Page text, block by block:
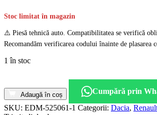
Stoc limitat în magazin
⚠️ Piesă tehnică auto. Compatibilitatea se verifică
Recomandăm verificarea codului înainte de plasarea
1 în stoc
Motor
dci
Dacia
Adaugă în coș
Cumpără prin
SKU: EDM-525061-1 Categorii: Dacia,